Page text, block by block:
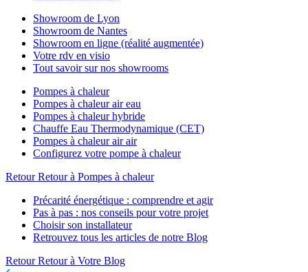
Showroom de Lyon
Showroom de Nantes
Showroom en ligne (réalité augmentée)
Votre rdv en visio
Tout savoir sur nos showrooms
Pompes à chaleur
Pompes à chaleur air eau
Pompes à chaleur hybride
Chauffe Eau Thermodynamique (CET)
Pompes à chaleur air air
Configurez votre pompe à chaleur
Retour Retour à Pompes à chaleur
Précarité énergétique : comprendre et agir
Pas à pas : nos conseils pour votre projet
Choisir son installateur
Retrouvez tous les articles de notre Blog
Retour Retour à Votre Blog